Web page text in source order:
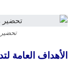
الأهداف العامة